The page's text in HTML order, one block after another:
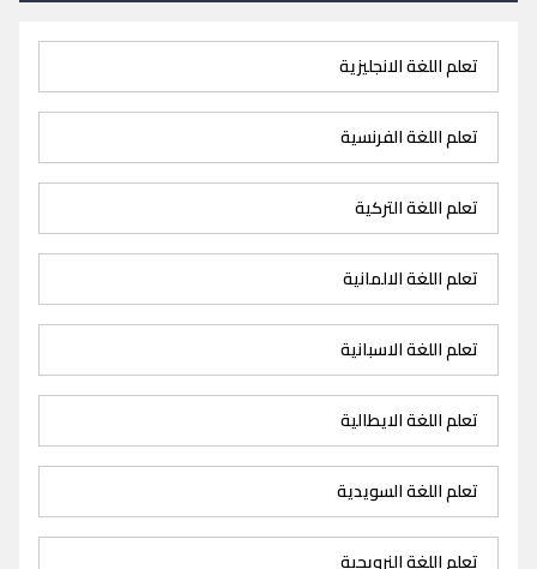
تعلم اللغة الانجليزية
تعلم اللغة الفرنسية
تعلم اللغة التركية
تعلم اللغة الالمانية
تعلم اللغة الاسبانية
تعلم اللغة الايطالية
تعلم اللغة السويدية
تعلم اللغة النرويجية